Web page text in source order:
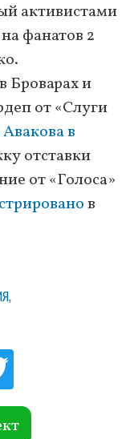
активистами
фанатов 2
Броварах и
от «Слуги
в
отставки
от «Голоса»
в
r